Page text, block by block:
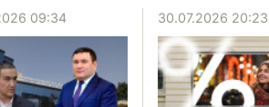
09:34 30.07.2026 20:23